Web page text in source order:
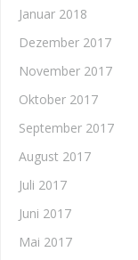
Januar 2018
Dezember 2017
November 2017
Oktober 2017
September 2017
August 2017
Juli 2017
Juni 2017
Mai 2017